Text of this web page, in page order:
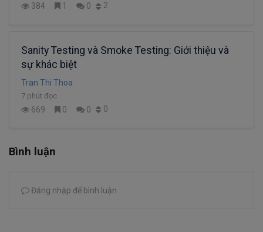
384 1 0 2
Sanity Testing và Smoke Testing: Giới thiệu và
sự khác biệt
Tran Thi Thoa
7 phút đọc
669 0 0 0
Bình luận
Đăng nhập để bình luận